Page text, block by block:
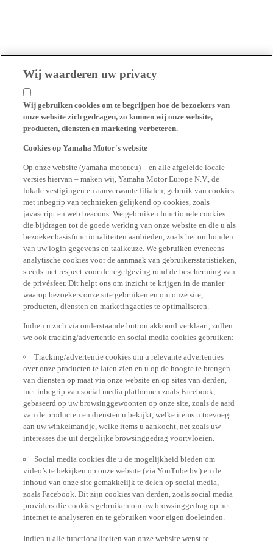
Wij waarderen uw privacy
Wij gebruiken cookies om te begrijpen hoe de bezoekers van
onze website zich gedragen, zo kunnen wij onze website,
producten, diensten en marketing verbeteren.
Cookies op Yamaha Motor's website
Op onze website (yamaha-motor.eu) – en alle afgeleide locale
versies hiervan – maken wij, Yamaha Motor Europe N.V., de
lokale vestigingen en aanverwante filialen, gebruik van cookies
met inbegrip van technieken gelijkend op cookies, zoals
javascript en web beacons. We gebruiken functionele cookies
die bijdragen tot de goede werking van onze website en die u als
bezoeker basisfunctionaliteiten aanbieden, zoals het onthouden
van uw login gegevens en taalkeuze. We gebruiken eveneens
analytische cookies voor de aanmaak van gebruikersstatistieken,
steeds met respect voor de regelgeving rond de bescherming van
de privésfeer. Dit helpt ons om inzicht te krijgen in de manier
waarop bezoekers onze site gebruiken en om onze site,
producten, diensten en marketingacties te optimaliseren.
Indien u zich via onderstaande button akkoord verklaart, zullen
we ook tracking/advertentie en social media cookies gebruiken:
Tracking/advertentie cookies om u relevante advertenties
over onze producten te laten zien en u op de hoogte te brengen
van diensten op maat via onze website en op sites van derden,
met inbegrip van social media platformen zoals Facebook,
gebaseerd op uw browsinggewoonten op onze site, zoals de aard
van de producten en diensten u bekijkt, welke items u toevoegt
aan uw winkelmandje, welke items u aankocht, net zoals uw
interesses die uit dergelijke browsinggedrag voortvloeien.
Social media cookies die u de mogelijkheid bieden om
video’s te bekijken op onze website (via YouTube bv.) en de
inhoud van onze site gemakkelijk te delen op social media,
zoals Facebook. Dit zijn cookies van derden, zoals social media
providers die cookies gebruiken om uw browsinggedrag op het
internet te analyseren en te gebruiken voor eigen doeleinden.
Indien u alle functionaliteiten van onze website wenst te